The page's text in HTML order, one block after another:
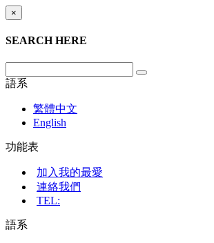
×
SEARCH HERE
語系
繁體中文
English
功能表
加入我的最愛
連絡我們
TEL:
語系